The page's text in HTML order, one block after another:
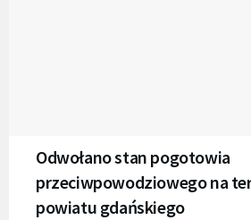
Odwołano stan pogotowia
przeciwpowodziowego na
powiatu gdańskiego